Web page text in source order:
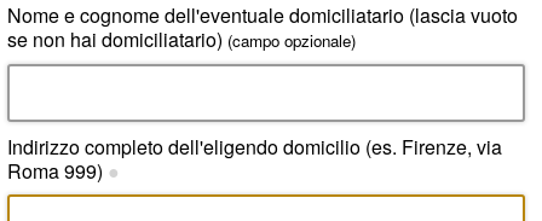
Nome e cognome dell'eventuale domiciliatario (lascia vuoto
se non hai domiciliatario) (campo opzionale)
Indirizzo completo dell'eligendo domicilio (es. Firenze, via
Roma 999) ●